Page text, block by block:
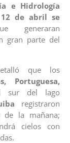
e Hidrología
de abril se
generaran
gran parte del
que los
Portuguesa,
sur del lago
registraron
de la mañana;
cielos con